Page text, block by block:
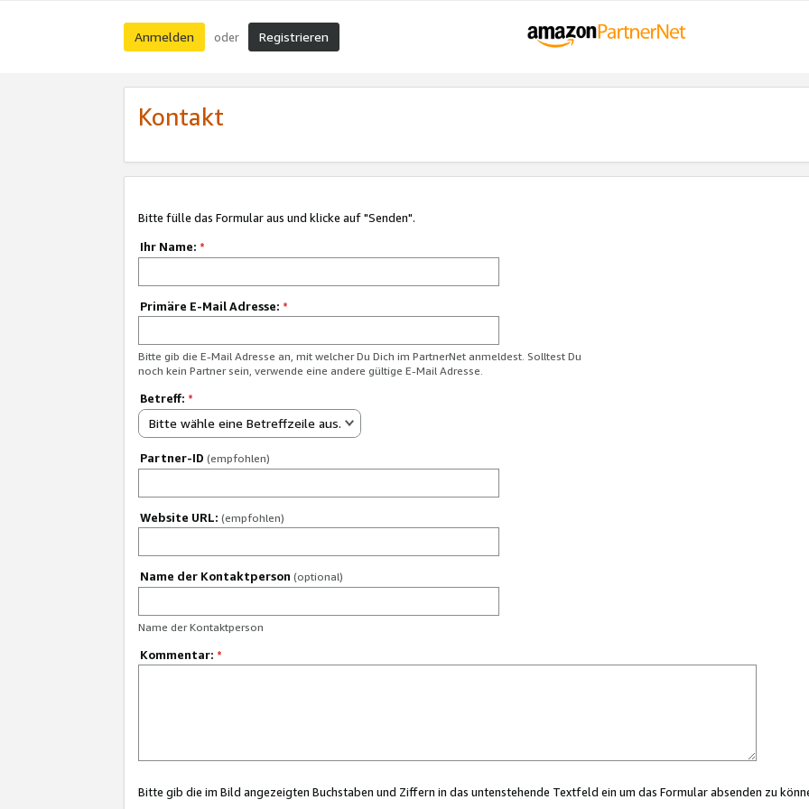
Anmelden oder Registrieren
Kontakt
Bitte fülle das Formular aus und klicke auf "Senden".
Ihr Name: *
Primäre E-Mail Adresse: *
Bitte gib die E-Mail Adresse an, mit welcher Du Dich im PartnerNet anmeldest. Solltest Du
noch kein Partner sein, verwende eine andere gültige E-Mail Adresse.
Betreff: *
Bitte wähle eine Betreffzeile aus.
Partner-ID (empfohlen)
Website URL: (empfohlen)
Name der Kontaktperson (optional)
Name der Kontaktperson
Kommentar: *
Bitte gib die im Bild angezeigten Buchstaben und Ziffern in das untenstehende Textfeld ein um das Formular absenden zu